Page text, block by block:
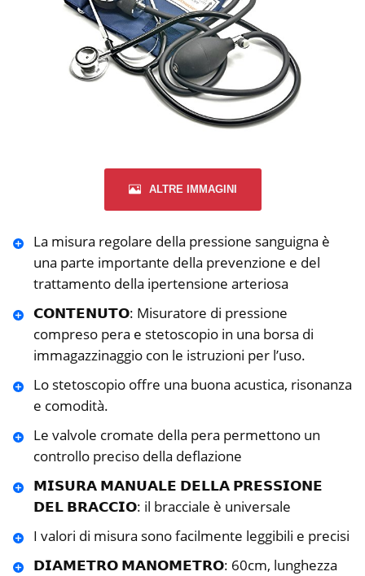
ALTRE IMMAGINI
La misura regolare della pressione sanguigna è
una parte importante della prevenzione e del
trattamento della ipertensione arteriosa
𝗖𝗢𝗡𝗧𝗘𝗡𝗨𝗧𝗢: Misuratore di pressione
compreso pera e stetoscopio in una borsa di
immagazzinaggio con le istruzioni per l’uso.
Lo stetoscopio offre una buona acustica, risonanza
e comodità.
Le valvole cromate della pera permettono un
controllo preciso della deflazione
𝗠𝗜𝗦𝗨𝗥𝗔 𝗠𝗔𝗡𝗨𝗔𝗟𝗘 𝗗𝗘𝗟𝗟𝗔 𝗣𝗥𝗘𝗦𝗦𝗜𝗢𝗡𝗘
𝗗𝗘𝗟 𝗕𝗥𝗔𝗖𝗖𝗜𝗢: il bracciale è universale
I valori di misura sono facilmente leggibili e precisi
𝗗𝗜𝗔𝗠𝗘𝗧𝗥𝗢 𝗠𝗔𝗡𝗢𝗠𝗘𝗧𝗥𝗢: 60cm, lunghezza